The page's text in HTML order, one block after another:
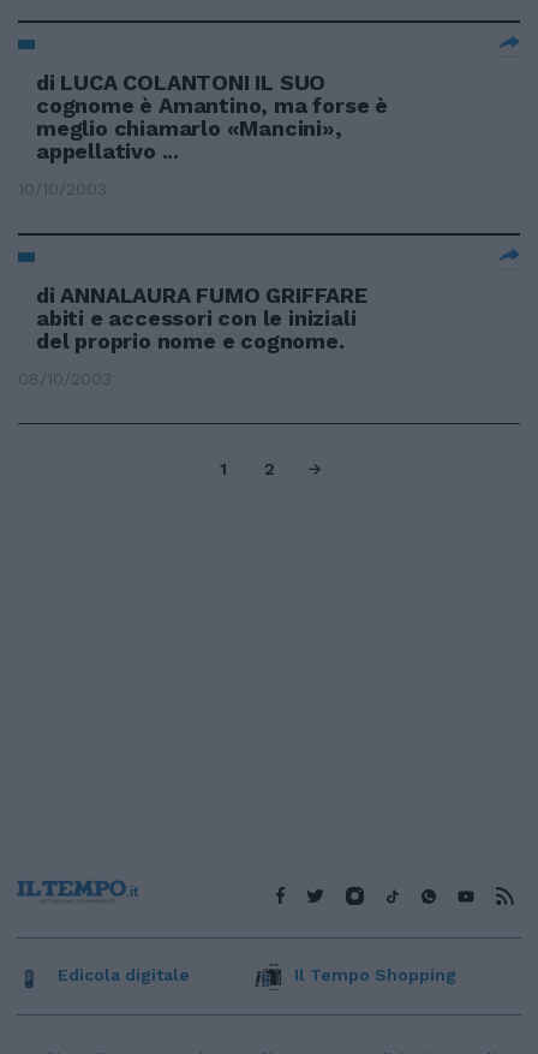
di LUCA COLANTONI IL SUO
cognome è Amantino, ma forse è
meglio chiamarlo «Mancini»,
appellativo ...
10/10/2003
di ANNALAURA FUMO GRIFFARE
abiti e accessori con le iniziali
del proprio nome e cognome.
08/10/2003
1 2
Edicola digitale Il Tempo Shopping